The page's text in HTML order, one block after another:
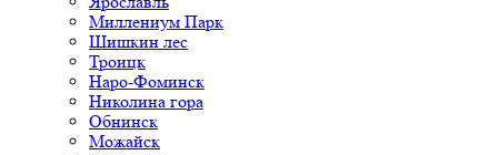
Миллениум Парк
Шишкин лес
Троицк
Наро-Фоминск
Николина гора
Обнинск
Можайск